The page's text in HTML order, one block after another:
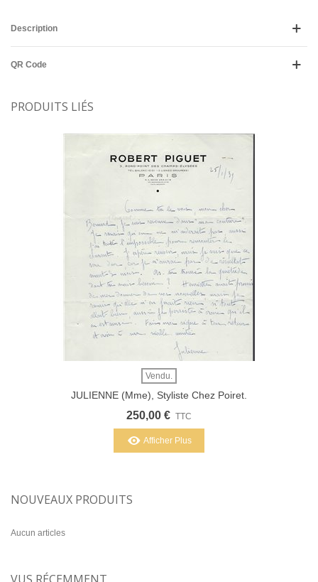
Description
QR Code
PRODUITS LIÉS
Vendu.
JULIENNE (Mme), Styliste Chez Poiret.
Lettre Autographe À B. Grasset (G 2497)
250,00 € TTC
Afficher Plus
NOUVEAUX PRODUITS
Aucun articles